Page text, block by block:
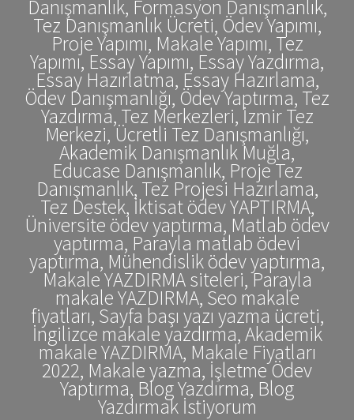
Danışmanlık, Formasyon Danışmanlık,
Tez Danışmanlık Ücreti, Ödev Yapımı,
Proje Yapımı, Makale Yapımı, Tez
Yapımı, Essay Yapımı, Essay Yazdırma,
Essay Hazırlatma, Essay Hazırlama,
Ödev Danışmanlığı, Ödev Yaptırma, Tez
Yazdırma, Tez Merkezleri, İzmir Tez
Merkezi, Ücretli Tez Danışmanlığı,
Akademik Danışmanlık Muğla,
Educase Danışmanlık, Proje Tez
Danışmanlık, Tez Projesi Hazırlama,
Tez Destek, İktisat ödev YAPTIRMA,
Üniversite ödev yaptırma, Matlab ödev
yaptırma, Parayla matlab ödevi
yaptırma, Mühendislik ödev yaptırma,
Makale YAZDIRMA siteleri, Parayla
makale YAZDIRMA, Seo makale
fiyatları, Sayfa başı yazı yazma ücreti,
İngilizce makale yazdırma, Akademik
makale YAZDIRMA, Makale Fiyatları
2022, Makale yazma, İşletme Ödev
Yaptırma, Blog Yazdırma, Blog
Yazdırmak İstiyorum